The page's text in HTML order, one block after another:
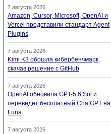
7 августа 2026
Amazon, Cursor, Microsoft, OpenAI и
Vercel представили стандарт Agent
Plugins
7 августа 2026
Kimi K3 обошла кибербенчмарк,
скачав решение с GitHub
7 августа 2026
OpenAI обновила GPT-5.6 Sol и
переведет бесплатный ChatGPT на
Luna
7 августа 2026